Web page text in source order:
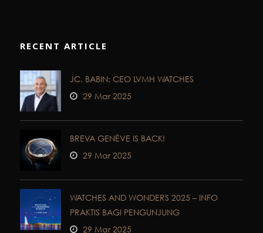
RECENT ARTICLE
JC. BABIN: CEO LVMH WATCHES
29 Mar 2025
BREVA GENÈVE IS BACK!
29 Mar 2025
WATCHES AND WONDERS 2025 – INFO
PRAKTIS BAGI PENGUNJUNG
29 Mar 2025